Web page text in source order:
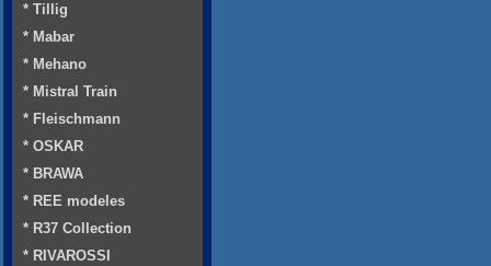
* Tillig
* Mabar
* Mehano
* Mistral Train
* Fleischmann
* OSKAR
* BRAWA
* REE modeles
* R37 Collection
* RIVAROSSI